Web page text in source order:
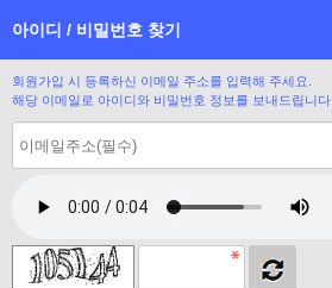
아이디 / 비밀번호 찾기
회원가입 시 등록하신 이메일 주소를 입력해 주세요.
해당 이메일로 아이디와 비밀번호 정보를 보내드립니다.